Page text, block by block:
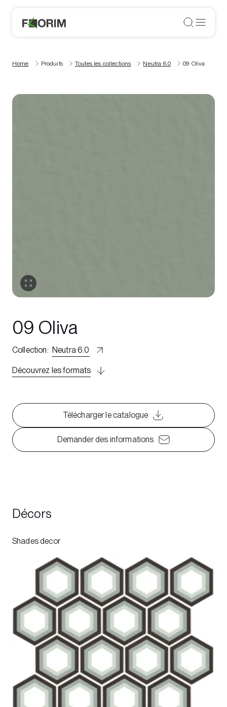
Home Produits Toutes les collections Neutra 6.0 09 Oliva
09 Oliva
Collection: Neutra 6.0
Découvrez les formats
Télécharger le catalogue
Demander des informations
Décors
Shades decor